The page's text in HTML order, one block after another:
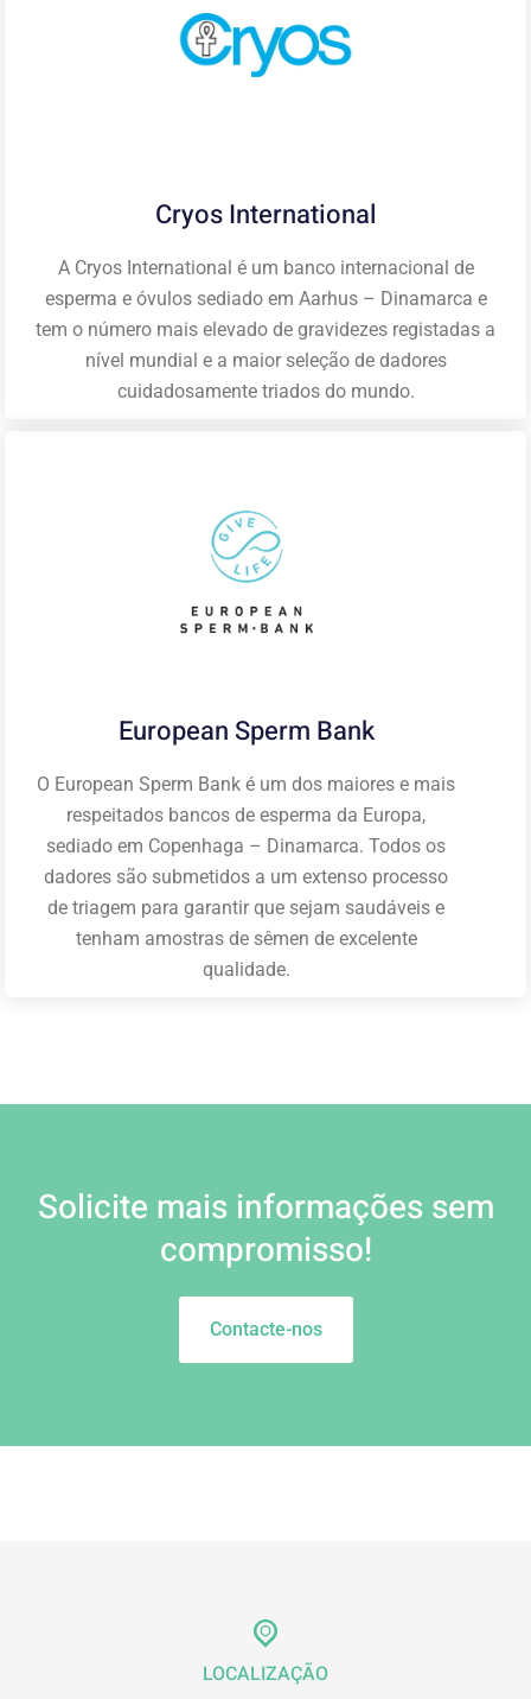
Cryos International
A Cryos International é um banco internacional de
esperma e óvulos sediado em Aarhus – Dinamarca e
tem o número mais elevado de gravidezes registadas a
nível mundial e a maior seleção de dadores
cuidadosamente triados do mundo.
European Sperm Bank
O European Sperm Bank é um dos maiores e mais
respeitados bancos de esperma da Europa,
sediado em Copenhaga – Dinamarca. Todos os
dadores são submetidos a um extenso processo
de triagem para garantir que sejam saudáveis e
tenham amostras de sêmen de excelente
qualidade.
Solicite mais informações sem
compromisso!
Contacte-nos
LOCALIZAÇÃO